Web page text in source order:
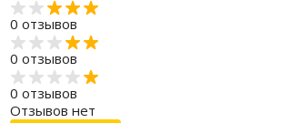
0 отзывов
0 отзывов
0 отзывов
Отзывов нет